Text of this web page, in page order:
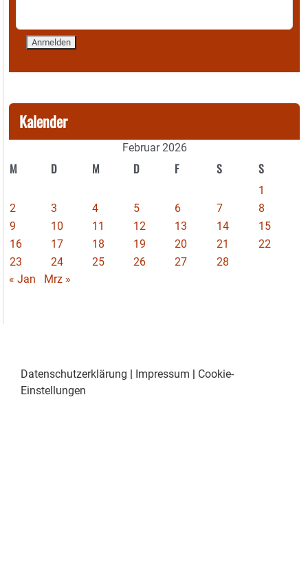
Kalender
Februar 2026
M D M D F S S
1
2
3 4 5 6 7
8
9
10 11 12 13 14
15
16
17 18 19 20 21
22
23
24 25 26 27
28
« Jan
Mrz »
Datenschutzerklärung | Impressum | Cookie-
Einstellungen